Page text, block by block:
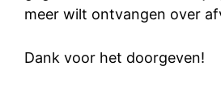
meer wilt ontvangen over
Dank voor het doorgeven!